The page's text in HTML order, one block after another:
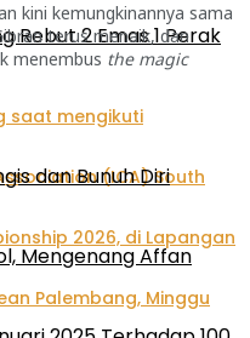
Rebut 2 Emas 1 Perak
kini kemungkinannya sama
terus menaik, dan
menembus the magic
dan Bunuh Diri
Mengenang Affan